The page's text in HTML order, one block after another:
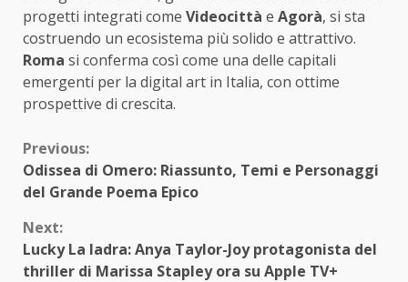
progetti integrati come Videocittà e Agorà, si sta
costruendo un ecosistema più solido e attrattivo.
Roma si conferma così come una delle capitali
emergenti per la digital art in Italia, con ottime
prospettive di crescita.
Continue
Reading
Previous:
Odissea di Omero: Riassunto, Temi e Personaggi
del Grande Poema Epico
Next:
Lucky La ladra: Anya Taylor-Joy protagonista del
thriller di Marissa Stapley ora su Apple TV+